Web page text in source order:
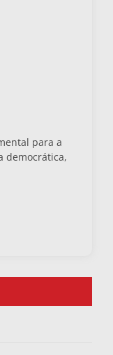
para a
democrática,